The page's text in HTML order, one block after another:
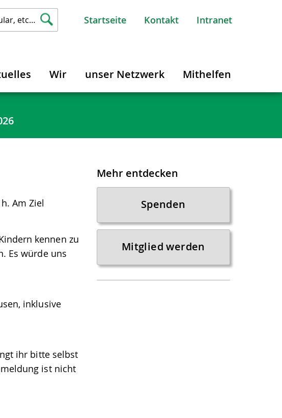
Startseite Kontakt Intranet
Wir unser Netzwerk Mithelfen
Am Ziel
kennen zu
Es würde uns
inklusive
ihr bitte selbst
ist nicht
Mehr entdecken
Spenden
Mitglied werden